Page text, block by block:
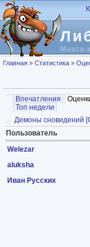
Перейти к основному
Много
Вы здесь
Главная » Статистика »
Главные
Впечатления
Топ недели
Демоны сновидений
Пользователь
Welezar
aluksha
Иван Русских